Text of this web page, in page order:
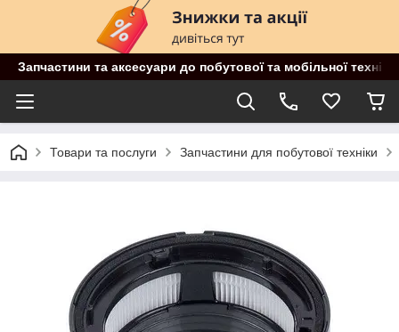
Запчастини та аксесуари до побутової та мобільної
Товари та послуги Запчастини для побутової техніки